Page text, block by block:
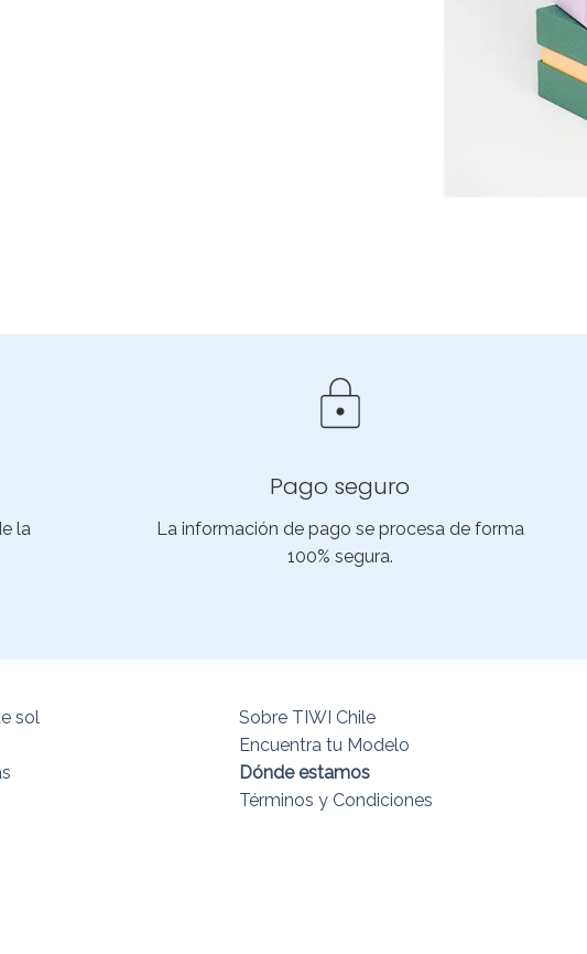
la
Pago seguro
La información de pago se procesa de forma
100% segura.
sol
Sobre TIWI Chile
Encuentra tu Modelo
Dónde estamos
Términos y Condiciones